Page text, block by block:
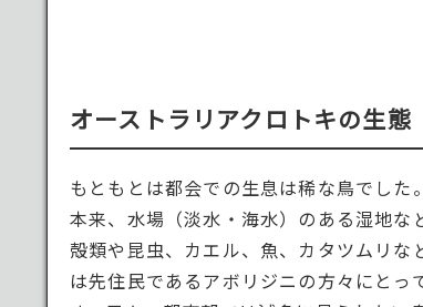
オーストラリアクロトキの生態
もともとは都会での生息は稀な鳥でした。
本来、水場（淡水・海水）のある湿地な
殻類や昆虫、カエル、魚、カタツムリ
は先住民であるアボリジニの方々にとっ